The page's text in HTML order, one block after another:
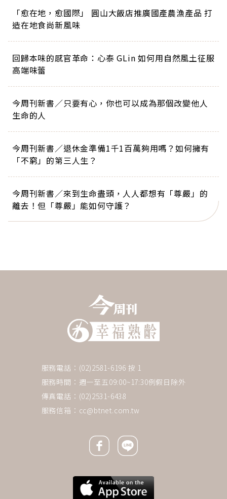
「愈在地，愈國際」 圓山大飯店推廣國產農漁產品 打
造在地食尚新風味
回歸本味的感官革命：心泰 GLin 如何用自然風土征服
高端味蕾
今周刊新書／只要有心，你也可以成為那個改變他人
生命的人
今周刊新書／退休金準備1千1百萬夠用嗎？如何擁有
「不窮」的第三人生？
今周刊新書／來到生命盡頭，人人都想有「尊嚴」的
離去！但「尊嚴」能如何守護？
服務電話：(02)2581-6196 按 1
服務時間：週一至五09:00~17:30例假日除外
傳真電話：(02)2531-6438
服務信箱： cc@btnet.com.tw
Facebook icon
Line icon